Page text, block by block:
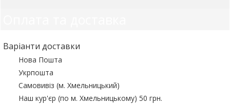
Варіанти доставки
Нова Пошта
Укрпошта
Самовивіз (м. Хмельницький)
Наш кур'єр (по м. Хмельницькому) 50 грн.